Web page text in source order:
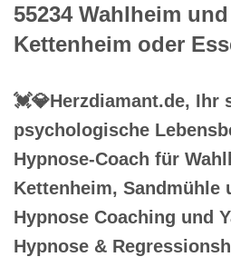
55234 Wahlheim
Kettenheim oder
💓️💎Herzdiamant.de, Ihr
psychologische
Hypnose-Coach für
Kettenheim, Sandmühle
Hypnose Coaching und
Hypnose &